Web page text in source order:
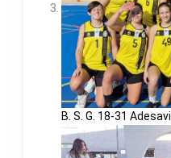
B. S. G. 18-31 Adesavi